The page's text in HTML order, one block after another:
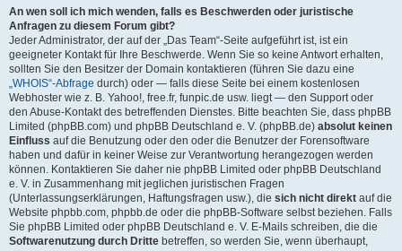
An wen soll ich mich wenden, falls es Beschwerden oder juristische
Anfragen zu diesem Forum gibt?
Jeder Administrator, der auf der „Das Team“-Seite aufgeführt ist, ist ein
geeigneter Kontakt für Ihre Beschwerde. Wenn Sie so keine Antwort erhalten,
sollten Sie den Besitzer der Domain kontaktieren (führen Sie dazu eine
„WHOIS“-Abfrage durch) oder — falls diese Seite bei einem kostenlosen
Webhoster wie z. B. Yahoo!, free.fr, funpic.de usw. liegt — den Support oder
den Abuse-Kontakt des betreffenden Dienstes. Bitte beachten Sie, dass phpBB
Limited (phpBB.com) und phpBB Deutschland e. V. (phpBB.de) absolut keinen
Einfluss auf die Benutzung oder den oder die Benutzer der Forensoftware
haben und dafür in keiner Weise zur Verantwortung herangezogen werden
können. Kontaktieren Sie daher nie phpBB Limited oder phpBB Deutschland
e. V. in Zusammenhang mit jeglichen juristischen Fragen
(Unterlassungserklärungen, Haftungsfragen usw.), die sich nicht direkt auf die
Website phpbb.com, phpbb.de oder die phpBB-Software selbst beziehen. Falls
Sie phpBB Limited oder phpBB Deutschland e. V. E-Mails schreiben, die die
Softwarenutzung durch Dritte betreffen, so werden Sie, wenn überhaupt,